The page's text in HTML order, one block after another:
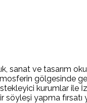
sanat ve tasarım
kurumlar ile
söyleşi yapma fırsatı